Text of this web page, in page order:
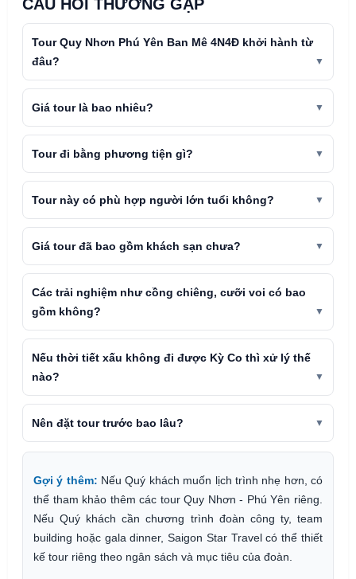
CÂU HỎI THƯỜNG GẶP
Tour Quy Nhơn Phú Yên Ban Mê 4N4Đ khởi hành từ
đâu?
Giá tour là bao nhiêu?
Tour đi bằng phương tiện gì?
Tour này có phù hợp người lớn tuổi không?
Giá tour đã bao gồm khách sạn chưa?
Các trải nghiệm như cồng chiêng, cưỡi voi có bao
gồm không?
Nếu thời tiết xấu không đi được Kỳ Co thì xử lý thế
nào?
Nên đặt tour trước bao lâu?
Gợi ý thêm: Nếu Quý khách muốn lịch trình nhẹ hơn, có
thể tham khảo thêm các tour Quy Nhơn - Phú Yên riêng.
Nếu Quý khách cần chương trình đoàn công ty, team
building hoặc gala dinner, Saigon Star Travel có thể thiết
kế tour riêng theo ngân sách và mục tiêu của đoàn.